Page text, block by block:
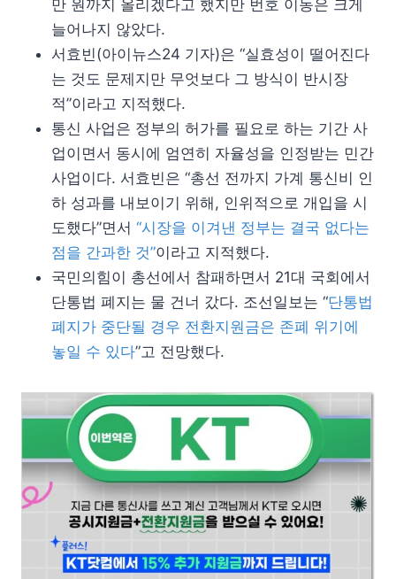
만 원까지 올리겠다고 했지만 번호 이동은 크게
늘어나지 않았다.
서효빈(아이뉴스24 기자)은 “실효성이 떨어진다
는 것도 문제지만 무엇보다 그 방식이 반시장
적”이라고 지적했다.
통신 사업은 정부의 허가를 필요로 하는 기간 사
업이면서 동시에 엄연히 자율성을 인정받는 민간
사업이다. 서효빈은 “총선 전까지 가계 통신비 인
하 성과를 내보이기 위해, 인위적으로 개입을 시
도했다”면서 “시장을 이겨낸 정부는 결국 없다는
점을 간과한 것”이라고 지적했다.
국민의힘이 총선에서 참패하면서 21대 국회에서
단통법 폐지는 물 건너 갔다. 조선일보는 “단통법
폐지가 중단될 경우 전환지원금은 존폐 위기에
놓일 수 있다”고 전망했다.